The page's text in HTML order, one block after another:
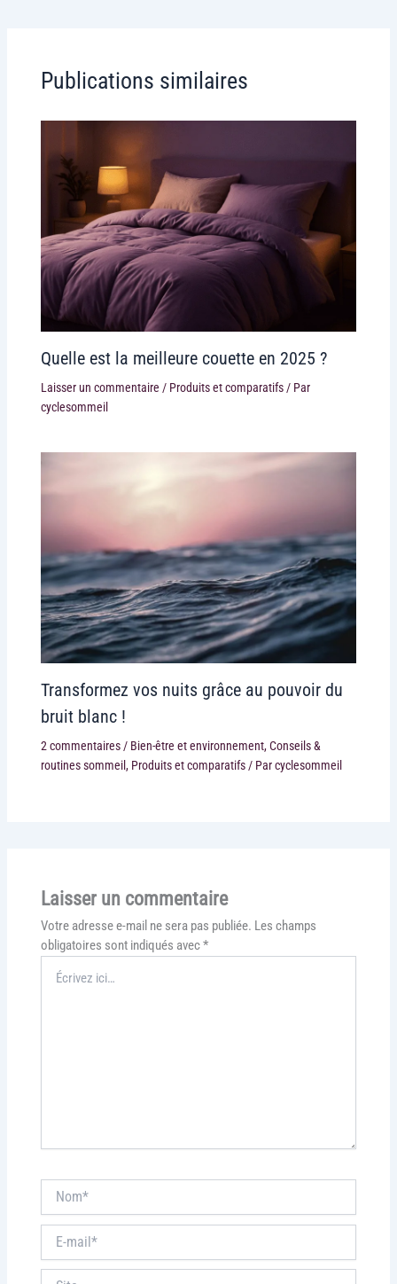
Publications similaires
Quelle est la meilleure couette en 2025 ?
Laisser un commentaire / Produits et comparatifs/ Par
cyclesommeil
Transformez vos nuits grâce au pouvoir du
bruit blanc !
2 commentaires / Bien-être et environnement,Conseils &
routines sommeil, Produits et comparatifs/ Parcyclesommeil
Laisser un commentaire
Votre adresse e-mail ne sera pas publiée. Les champs
obligatoires sont indiqués avec*
ici…
mail*